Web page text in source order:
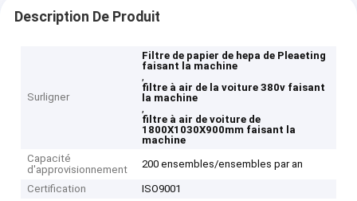
Description De Produit
Surligner
Filtre de papier de hepa de Pleaeting
faisant la machine
,
filtre à air de la voiture 380v faisant
la machine
,
filtre à air de voiture de
1800X1030X900mm faisant la
machine
Capacité
d'approvisionnement
200 ensembles/ensembles par an
Certification
ISO9001